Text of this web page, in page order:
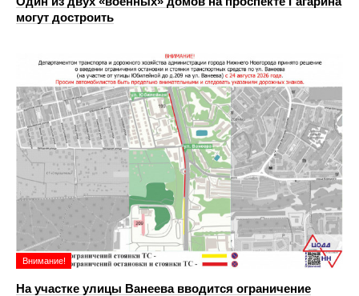
могут достроить
Внимание!
На участке улицы Ванеева вводится ограничение